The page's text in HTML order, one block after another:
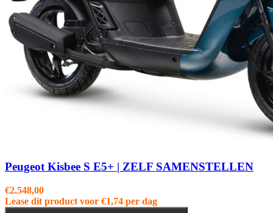
Peugeot Kisbee S E5+ | ZELF SAMENSTELLEN
€2.548,00
Lease dit product voor €1,74 per dag